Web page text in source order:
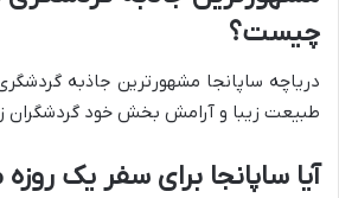
چیست؟
دریاچه ساپانجا مشهورترین جاذبه
طبیعت زیبا و آرامش بخش خود گردشگران
آیا ساپانجا برای سفر یک